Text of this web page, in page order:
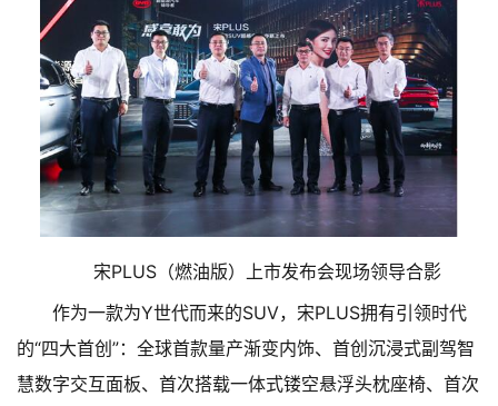
宋PLUS（燃油版）上市发布会现场领导合影
作为一款为Y世代而来的SUV，宋PLUS拥有引领时代
的“四大首创”：全球首款量产渐变内饰、首创沉浸式副驾智
慧数字交互面板、首次搭载一体式镂空悬浮头枕座椅、首次